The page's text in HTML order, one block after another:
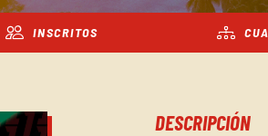
INSCRITOS
DESCRIPCIÓN